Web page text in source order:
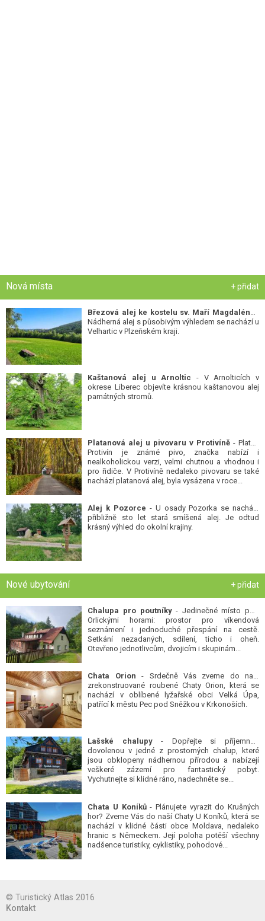
Nová místa + přidat
Nádherná alej s působivým výhledem se nachází u
Velhartic v Plzeňském kraji.
Kaštanová alej u Arnoltic - V Arnolticích v
okrese Liberec objevíte krásnou kaštanovou alej
památných stromů.
Platanová alej u pivovaru v Protivíně - Platan
Protivín je známé pivo, značka nabízí i
nealkoholickou verzi, velmi chutnou a vhodnou i
pro řidiče. V Protivíně nedaleko pivovaru se také
nachází platanová alej, byla vysázena v roce...
Alej k Pozorce - U osady Pozorka se nachází
přibližně sto let stará smíšená alej. Je odtud
krásný výhled do okolní krajiny.
Nové ubytování + přidat
Chalupa pro poutníky- Jedinečné místo pod
Orlickými horami: prostor pro víkendová
seznámení i jednoduché přespání na cestě.
Setkání nezadaných, sdílení, ticho i oheň.
Otevřeno jednotlivcům, dvojicím i skupinám...
Chata Orion - Srdečně Vás zveme do naší
zrekonstruované roubené Chaty Orion, která se
nachází v oblíbené lyžařské obci Velká Úpa,
patřící k městu Pec pod Sněžkou v Krkonoších.
Lašské chalupy- Dopřejte si příjemnou
dovolenou v jedné z prostorných chalup, které
jsou obklopeny nádhernou přírodou a nabízejí
veškeré zázemí pro fantastický pobyt.
Vychutnejte si klidné ráno, nadechněte se...
Chata U Koníků- Plánujete vyrazit do Krušných
hor? Zveme Vás do naší Chaty U Koníků, která se
nachází v klidné části obce Moldava, nedaleko
hranic s Německem. Její poloha potěší všechny
nadšence turistiky, cyklistiky, pohodové...
© Turistický Atlas 2016
Kontakt